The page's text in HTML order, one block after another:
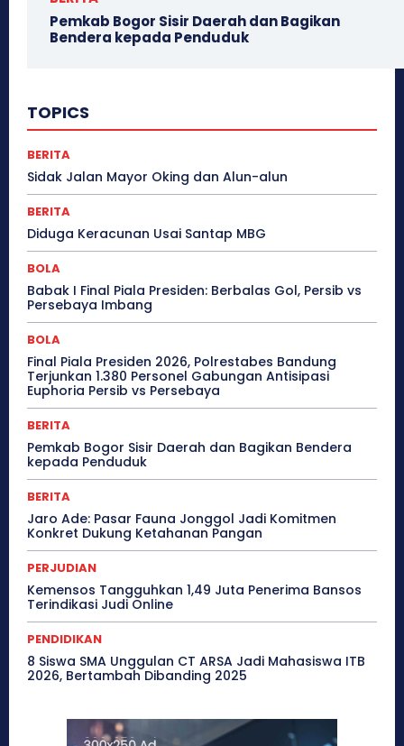
Pemkab Bogor Sisir Daerah dan Bagikan
Bendera kepada Penduduk
TOPICS
BERITA
Sidak Jalan Mayor Oking dan Alun-alun
BERITA
Diduga Keracunan Usai Santap MBG
BOLA
Babak I Final Piala Presiden: Berbalas Gol, Persib vs
Persebaya Imbang
BOLA
Final Piala Presiden 2026, Polrestabes Bandung
Terjunkan 1.380 Personel Gabungan Antisipasi
Euphoria Persib vs Persebaya
BERITA
Pemkab Bogor Sisir Daerah dan Bagikan Bendera
kepada Penduduk
BERITA
Jaro Ade: Pasar Fauna Jonggol Jadi Komitmen
Konkret Dukung Ketahanan Pangan
PERJUDIAN
Kemensos Tangguhkan 1,49 Juta Penerima Bansos
Terindikasi Judi Online
PENDIDIKAN
8 Siswa SMA Unggulan CT ARSA Jadi Mahasiswa ITB
2026, Bertambah Dibanding 2025